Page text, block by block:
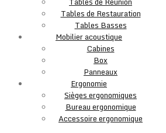
Tables de Restauration
Tables Basses
Mobilier acoustique
Cabines
Box
Panneaux
Ergonomie
Sièges ergonomiques
Bureau ergonomique
Accessoire ergonomique